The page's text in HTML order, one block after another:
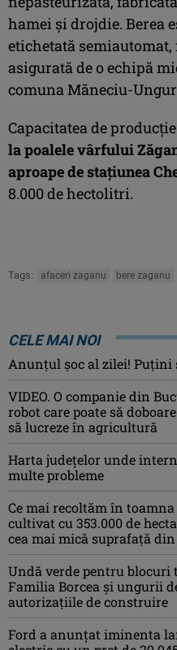
hamei şi drojdie. Berea
etichetată
asigurată de o echipă
comuna Măneciu-
Capacitatea de
la poalele vârfului
aproape de staţiunea
8.000 de hectolitri.
Tags: afaceri zaganu bere zaganu
CELE MAI NOI
Anunţul şoc al zilei! Puţini
VIDEO. O companie din
robot care poate să
să lucreze în agricultură
Harta județelor unde
multe probleme
Ce mai recoltăm în
cultivat cu 353.000 de
cea mai mică suprafață
Undă verde pentru blocuri
Familia Borcea și ungurii
autorizațiile de construire
Ford a anunțat iminenta